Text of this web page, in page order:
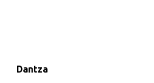
Dantza